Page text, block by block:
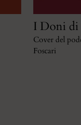
I Doni di
Cover del
Foscari